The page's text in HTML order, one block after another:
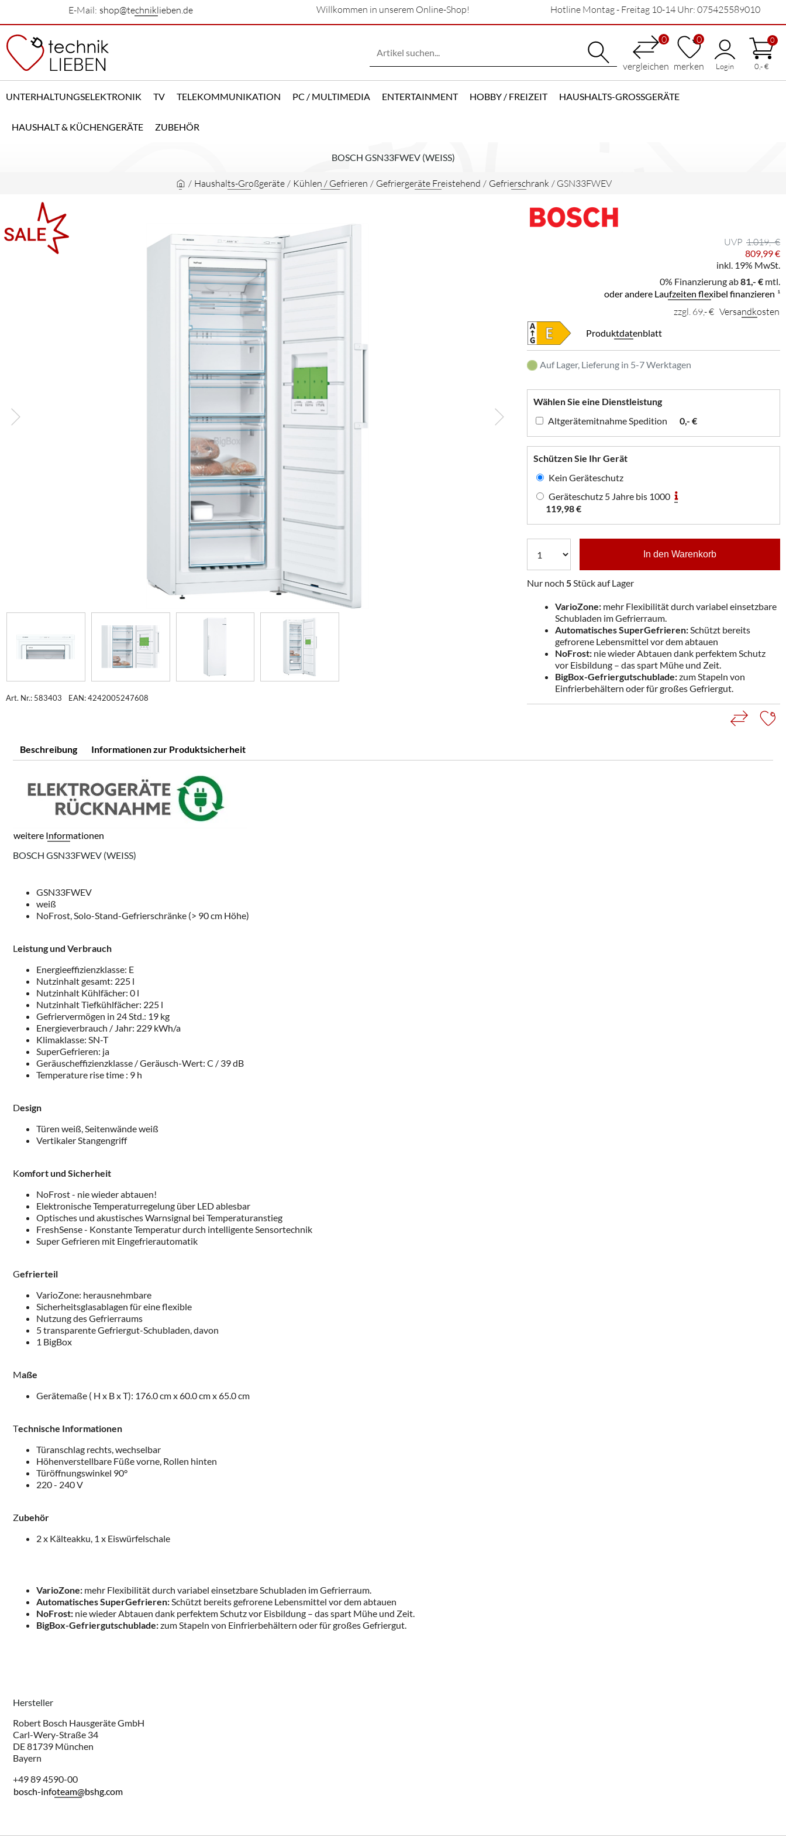
E-Mail: shop@techniklieben.de Willkommen in unserem Online-Shop! Hotline Montag - Freitag 10-14 Uhr: 075425589010
0
vergleichen
0
merken Login
0
0,- €
UNTERHALTUNGSELEKTRONIK TV TELEKOMMUNIKATION PC / MULTIMEDIA ENTERTAINMENT HOBBY / FREIZEIT HAUSHALTS-GROSSGERÄTE
HAUSHALT & KÜCHENGERÄTE ZUBEHÖR
BOSCH GSN33FWEV (WEISS)
/ Haushalts-Großgeräte / Kühlen / Gefrieren / Gefriergeräte Freistehend / Gefrierschrank / GSN33FWEV
Art. Nr.: 583403 EAN: 4242005247608
1.019,- €
809,99 €
inkl. 19% MwSt.
0% Finanzierung ab81,- € mtl.
oder andere Laufzeiten flexibel finanzieren ¹
zzgl. 69,- € Versandkosten
Produktdatenblatt
Auf Lager, Lieferung in 5-7 Werktagen
Wählen Sie eine Dienstleistung
Altgerätemitnahme Spedition
0,- €
Schützen Sie Ihr Gerät
Kein Geräteschutz
Geräteschutz 5 Jahre bis 1000
119,98 €
In den Warenkorb
Nur noch 5Stück auf Lager
VarioZone: mehr Flexibilität durch variabel einsetzbare
Schubladen im Gefrierraum.
Automatisches SuperGefrieren:Schützt bereits
gefrorene Lebensmittel vor dem abtauen
NoFrost: nie wieder Abtauen dank perfektem Schutz
vor Eisbildung – das spart Mühe und Zeit.
BigBox-Gefriergutschublade:zum Stapeln von
Einfrierbehältern oder für großes Gefriergut.
Beschreibung Informationen zur Produktsicherheit
weitere Informationen
BOSCH GSN33FWEV (WEISS)
GSN33FWEV
weiß
NoFrost, Solo-Stand-Gefrierschränke (> 90 cm Höhe)
Leistung und Verbrauch
Energieeffizienzklasse: E
Nutzinhalt gesamt: 225 l
Nutzinhalt Kühlfächer: 0 l
Nutzinhalt Tiefkühlfächer: 225 l
Gefriervermögen in 24 Std.: 19 kg
Energieverbrauch / Jahr: 229 kWh/a
Klimaklasse: SN-T
SuperGefrieren: ja
Geräuscheffizienzklasse / Geräusch-Wert: C / 39 dB
Temperature rise time : 9 h
Design
Türen weiß, Seitenwände weiß
Vertikaler Stangengriff
Komfort und Sicherheit
NoFrost - nie wieder abtauen!
Elektronische Temperaturregelung über LED ablesbar
Optisches und akustisches Warnsignal bei Temperaturanstieg
FreshSense - Konstante Temperatur durch intelligente Sensortechnik
Super Gefrieren mit Eingefrierautomatik
Gefrierteil
VarioZone: herausnehmbare
Sicherheitsglasablagen für eine flexible
Nutzung des Gefrierraums
5 transparente Gefriergut-Schubladen, davon
1 BigBox
Maße
Gerätemaße ( H x B x T): 176.0 cm x 60.0 cm x 65.0 cm
Technische Informationen
Türanschlag rechts, wechselbar
Höhenverstellbare Füße vorne, Rollen hinten
Türöffnungswinkel 90°
220 - 240 V
Zubehör
2 x Kälteakku, 1 x Eiswürfelschale
VarioZone: mehr Flexibilität durch variabel einsetzbare Schubladen im Gefrierraum.
Automatisches SuperGefrieren:Schützt bereits gefrorene Lebensmittel vor dem abtauen
NoFrost: nie wieder Abtauen dank perfektem Schutz vor Eisbildung – das spart Mühe und Zeit.
BigBox-Gefriergutschublade:zum Stapeln von Einfrierbehältern oder für großes Gefriergut.
Hersteller
Robert Bosch Hausgeräte GmbH
Carl-Wery-Straße 34
DE 81739 München
Bayern
+49 89 4590-00
bosch-infoteam@bshg.com